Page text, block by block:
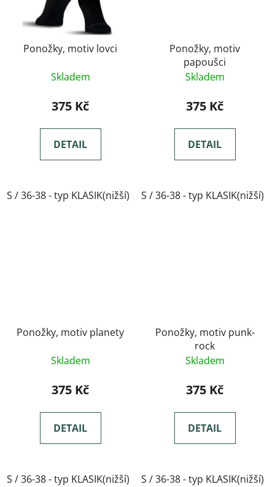
Ponožky, motiv lovci
Skladem
375 Kč
DETAIL
S / 36-38 - typ KLASIK(nižší) M / 39-41- typ KLASIK(nižší)
Ponožky, motiv
papoušci
Skladem
375 Kč
DETAIL
S / 36-38 - typ KLASIK(nižší)
Ponožky, motiv planety
Skladem
375 Kč
DETAIL
S / 36-38 - typ KLASIK(nižší) M / 39-41- typ KLASIK(nižší)
Ponožky, motiv punk-
rock
Skladem
375 Kč
DETAIL
S / 36-38 - typ KLASIK(nižší)